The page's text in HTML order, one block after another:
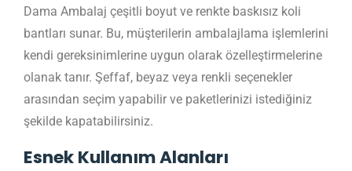
Dama Ambalaj çeşitli boyut ve renkte baskısız koli
bantları sunar. Bu, müşterilerin ambalajlama işlemlerini
kendi gereksinimlerine uygun olarak özelleştirmelerine
olanak tanır. Şeffaf, beyaz veya renkli seçenekler
arasından seçim yapabilir ve paketlerinizi istediğiniz
şekilde kapatabilirsiniz.
Esnek Kullanım Alanları